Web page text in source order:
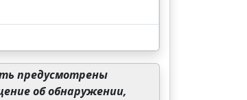
предусмотрены
об обнаружении,